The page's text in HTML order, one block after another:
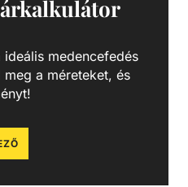
medencefedés
a méreteket, és